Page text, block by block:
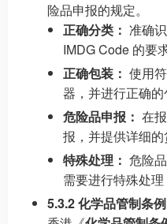
险品申报的规定。
正确分类： 准确
IMDG Code 的要
正确包装： 使用
器，并进行正确的
危险品申报： 在
报，并提供详细的
特殊处理： 危险
需要进行特殊处理
5.3.2 化学品管制条